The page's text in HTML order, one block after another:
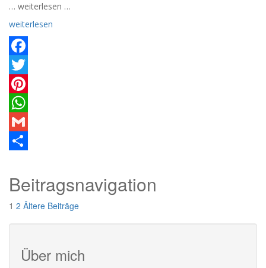
… weiterlesen …
weiterlesen
Facebook
Twitter
Pinterest
WhatsApp
Gmail
Beitragsnavigation
1 2 Ältere Beiträge
Über mich